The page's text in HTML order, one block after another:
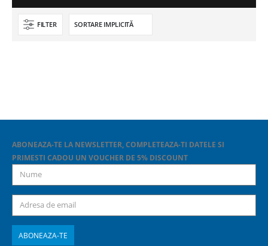
FILTER
ABONEAZA-TE LA NEWSLETTER, COMPLETEAZA-TI DATELE SI
PRIMESTI CADOU UN VOUCHER DE 5% DISCOUNT